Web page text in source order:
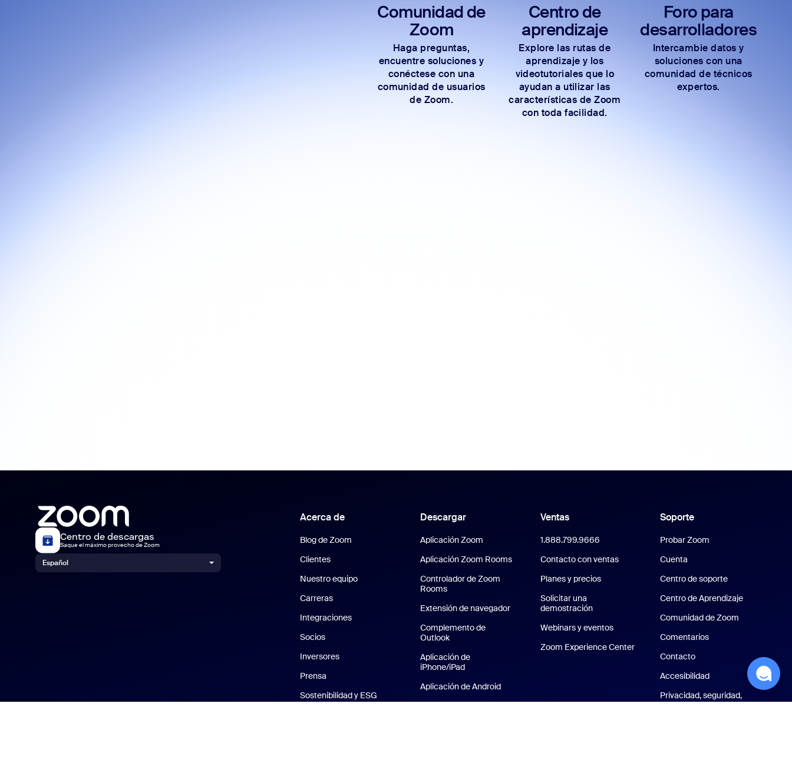
Comunidad de
Zoom
Haga preguntas,
encuentre soluciones y
conéctese con una
comunidad de usuarios
de Zoom.
Centro de
aprendizaje
Explore las rutas de
aprendizaje y los
videotutoriales que lo
ayudan a utilizar las
características de Zoom
con toda facilidad.
Foro para
desarrolladores
Intercambie datos y
soluciones con una
comunidad de técnicos
expertos.
Centro de descargas
Saque el máximo provecho de Zoom
Español
Acerca de
Blog de Zoom
Clientes
Nuestro equipo
Carreras
Integraciones
Socios
Inversores
Prensa
Sostenibilidad y ESG
Descargar
Aplicación Zoom
Aplicación Zoom Rooms
Controlador de Zoom
Rooms
Extensión de navegador
Complemento de
Outlook
Aplicación de
iPhone/iPad
Aplicación de Android
Ventas
1.888.799.9666
Contacto con ventas
Planes y precios
Solicitar una
demostración
Webinars y eventos
Zoom Experience Center
Soporte
Probar Zoom
Cuenta
Centro de soporte
Centro de Aprendizaje
Comunidad de Zoom
Comentarios
Contacto
Accesibilidad
Privacidad, seguridad,
políticas legales y